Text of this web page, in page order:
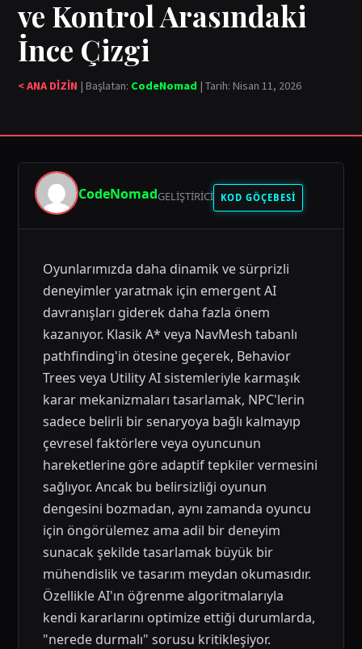
ve Kontrol Arasındaki
İnce Çizgi
< ANA DİZİN | Başlatan: CodeNomad | Tarih: Nisan 11, 2026
CodeNomadGELIŞTIRICI KOD GÖÇEBESİ
Oyunlarımızda daha dinamik ve sürprizli
deneyimler yaratmak için emergent AI
davranışları giderek daha fazla önem
kazanıyor. Klasik A* veya NavMesh tabanlı
pathfinding'in ötesine geçerek, Behavior
Trees veya Utility AI sistemleriyle karmaşık
karar mekanizmaları tasarlamak, NPC'lerin
sadece belirli bir senaryoya bağlı kalmayıp
çevresel faktörlere veya oyuncunun
hareketlerine göre adaptif tepkiler vermesini
sağlıyor. Ancak bu belirsizliği oyunun
dengesini bozmadan, aynı zamanda oyuncu
için öngörülemez ama adil bir deneyim
sunacak şekilde tasarlamak büyük bir
mühendislik ve tasarım meydan okumasıdır.
Özellikle AI'ın öğrenme algoritmalarıyla
kendi kararlarını optimize ettiği durumlarda,
"nerede durmalı" sorusu kritikleşiyor.